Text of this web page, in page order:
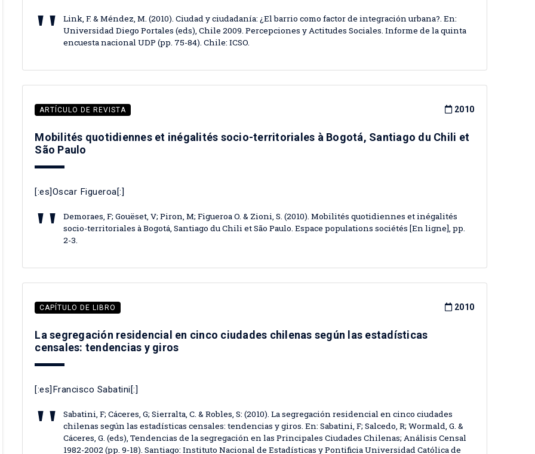
Link, F. & Méndez, M. (2010). Ciudad y ciudadanía: ¿El barrio como factor de integración urbana?. En:
Universidad Diego Portales (eds), Chile 2009. Percepciones y Actitudes Sociales. Informe de la quinta
encuesta nacional UDP (pp. 75-84). Chile: ICSO.
ARTÍCULO DE REVISTA 2010
Mobilités quotidiennes et inégalités socio-territoriales à Bogotá, Santiago du Chili et
São Paulo
[:es]Oscar Figueroa[:]
Demoraes, F; Gouëset, V; Piron, M; Figueroa O. & Zioni, S. (2010). Mobilités quotidiennes et inégalités
socio-territoriales à Bogotá, Santiago du Chili et São Paulo. Espace populations sociétés [En ligne], pp.
2-3.
CAPÍTULO DE LIBRO 2010
La segregación residencial en cinco ciudades chilenas según las estadísticas
censales: tendencias y giros
[:es]Francisco Sabatini[:]
Sabatini, F; Cáceres, G; Sierralta, C. & Robles, S: (2010). La segregación residencial en cinco ciudades
chilenas según las estadísticas censales: tendencias y giros. En: Sabatini, F; Salcedo, R; Wormald, G. &
Cáceres, G. (eds), Tendencias de la segregación en las Principales Ciudades Chilenas; Análisis Censal
1982-2002 (pp. 9-18). Santiago: Instituto Nacional de Estadísticas y Pontificia Universidad Católica de